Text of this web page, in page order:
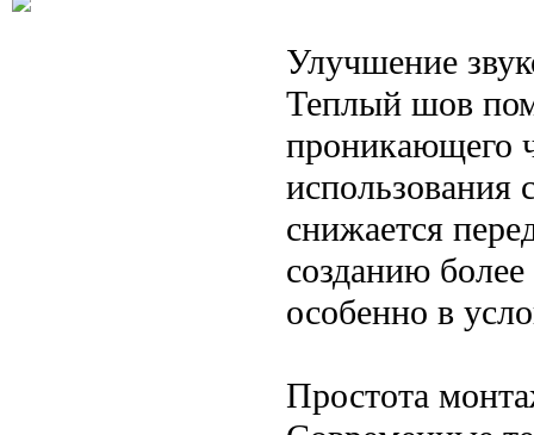
Улучшение
Теплый шов
проникающего
использования
снижается
созданию
особенно в
Простота